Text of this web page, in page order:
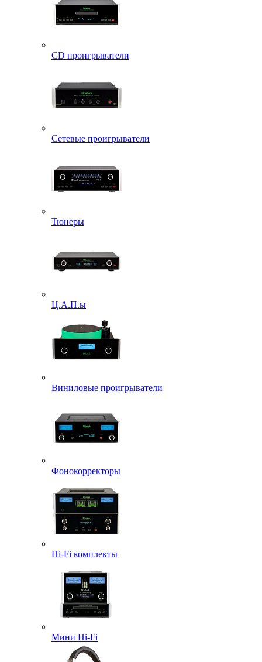
CD проигрыватели
Сетевые проигрыватели
Тюнеры
Ц.А.П.ы
Виниловые проигрыватели
Фонокорректоры
Hi-Fi комплекты
Мини Hi-Fi